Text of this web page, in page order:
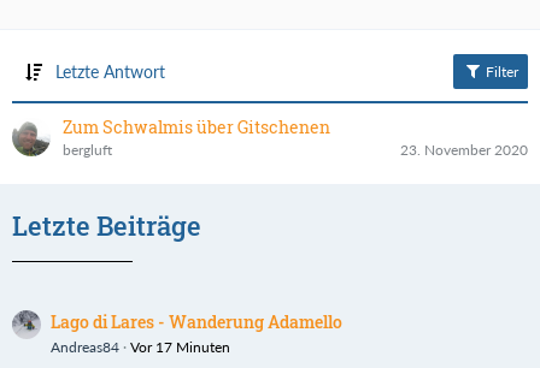
Letzte Antwort Filter
Zum Schwalmis über Gitschenen
bergluft 23. November 2020
Letzte Beiträge
Lago di Lares - Wanderung Adamello
Andreas84 Vor 17 Minuten